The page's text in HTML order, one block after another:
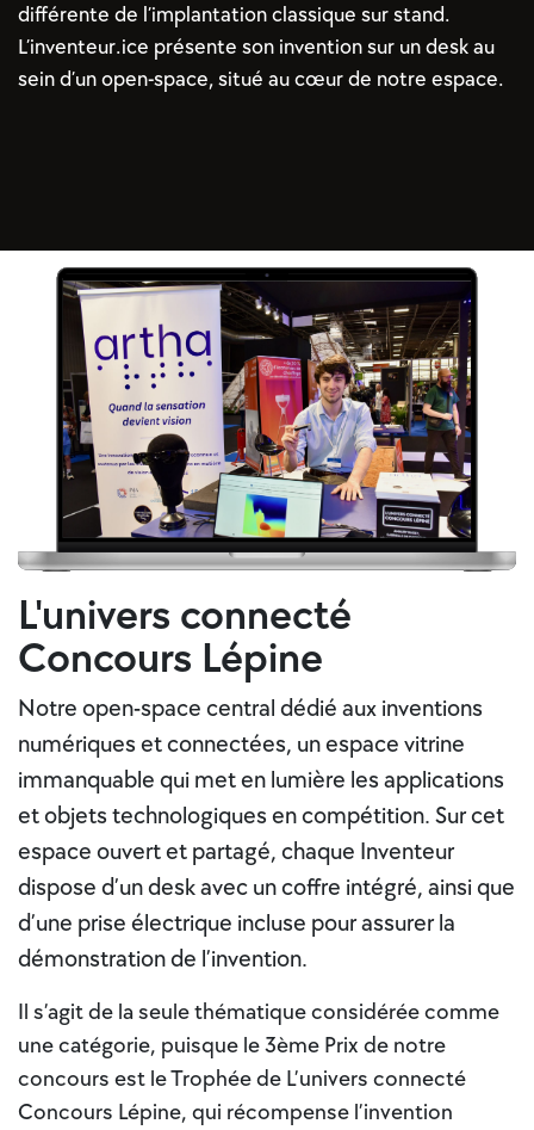
différente de l’implantation classique sur stand.
L’inventeur.ice présente son invention sur un desk au
sein d’un open-space, situé au cœur de notre espace.
L'univers connecté
Concours Lépine
Notre open-space central dédié aux inventions
numériques et connectées, un espace vitrine
immanquable qui met en lumière les applications
et objets technologiques en compétition. Sur cet
espace ouvert et partagé, chaque Inventeur
dispose d’un desk avec un coffre intégré, ainsi que
d’une prise électrique incluse pour assurer la
démonstration de l’invention.
Il s’agit de la seule thématique considérée comme
une catégorie, puisque le 3ème Prix de notre
concours est le Trophée de L’univers connecté
Concours Lépine, qui récompense l’invention